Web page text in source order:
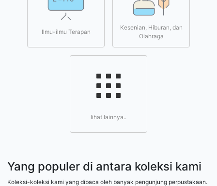
Ilmu-ilmu Terapan
Kesenian, Hiburan, dan
Olahraga
lihat lainnya..
Yang populer di antara koleksi kami
Koleksi-koleksi kami yang dibaca oleh banyak pengunjung perpustakaan.